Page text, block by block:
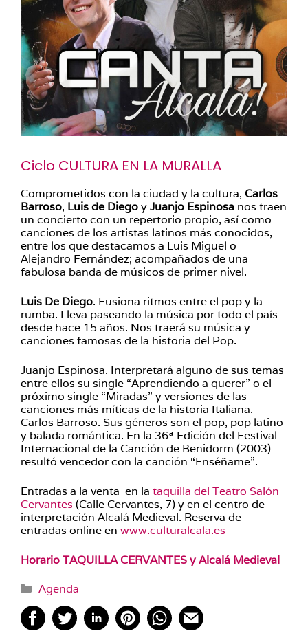
Ciclo CULTURA EN LA MURALLA
Comprometidos con la ciudad y la cultura, Carlos
Barroso, Luis de DiegoyJuanjo Espinosa nos traen
un concierto con un repertorio propio, así como
canciones de los artistas latinos más conocidos,
entre los que destacamos a Luis Miguel o
Alejandro Fernández; acompañados de una
fabulosa banda de músicos de primer nivel.
Luis De Diego. Fusiona ritmos entre el pop y la
rumba. Lleva paseando la música por todo el país
desde hace 15 años. Nos traerá su música y
canciones famosas de la historia del Pop.
Juanjo Espinosa. Interpretará alguno de sus temas
entre ellos su single “Aprendiendo a querer” o el
próximo single “Miradas” y versiones de las
canciones más míticas de la historia Italiana.
Carlos Barroso. Sus géneros son el pop, pop latino
y balada romántica. En la 36ª Edición del Festival
Internacional de la Canción de Benidorm (2003)
resultó vencedor con la canción “Enséñame”.
Entradas a la venta en la taquilla del Teatro Salón
Cervantes (Calle Cervantes, 7) y en el centro de
interpretación Alcalá Medieval. Reserva de
entradas online en www.culturalcala.es
Horario TAQUILLA CERVANTES y Alcalá Medieval
Categorías
Agenda